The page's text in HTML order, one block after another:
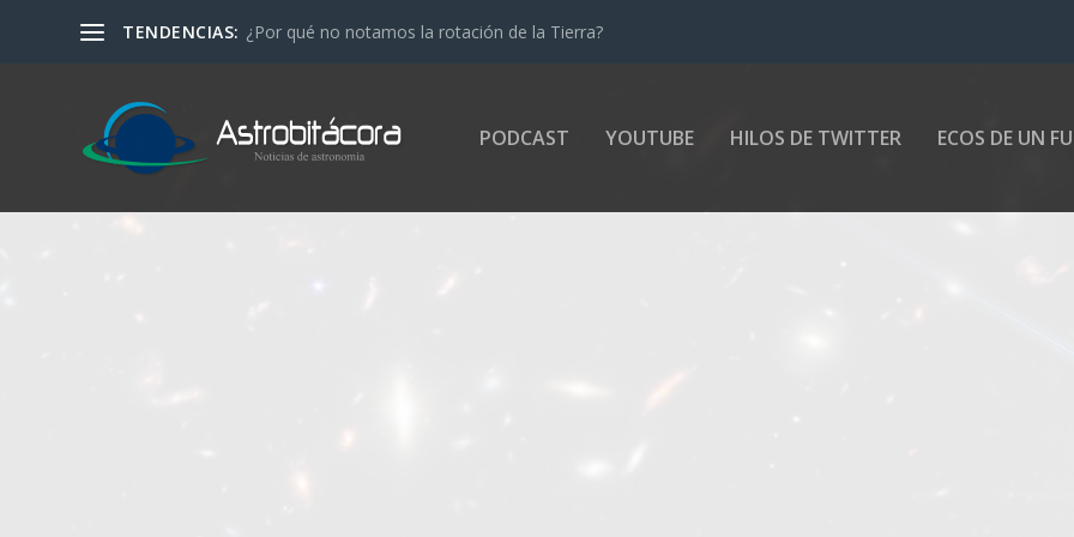
TENDENCIAS: Cuando miras al cielo, ¿están muertas todas las estrell...
PODCAST YOUTUBE HILOS DE TWITTER ECOS DE UN